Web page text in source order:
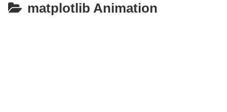
matplotlib Animation